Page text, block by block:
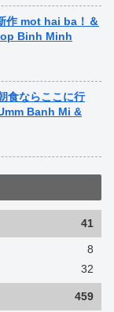
作 mot hai ba！＆
Binh Minh
食ならここに行
Banh Mi &
41
8
32
459